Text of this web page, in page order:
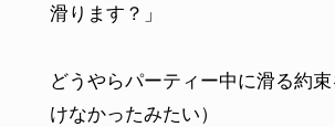
滑ります？」
どうやらパーティー中に滑る約
けなかったみたい）